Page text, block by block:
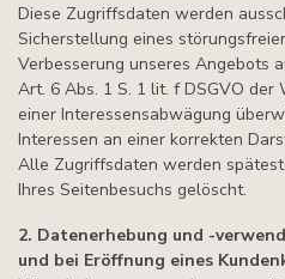
Diese Zugriffsdaten werden
Sicherstellung eines
Verbesserung unseres Angebots
Art. 6 Abs. 1 S. 1 lit. f DSGVO der
einer Interessensabwägung
Interessen an einer korrekten
Alle Zugriffsdaten werden
Ihres Seitenbesuchs gelöscht.
2. Datenerhebung und -
und bei Eröffnung eines